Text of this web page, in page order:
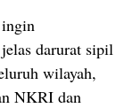
darurat sipil
wilayah,
NKRI dan